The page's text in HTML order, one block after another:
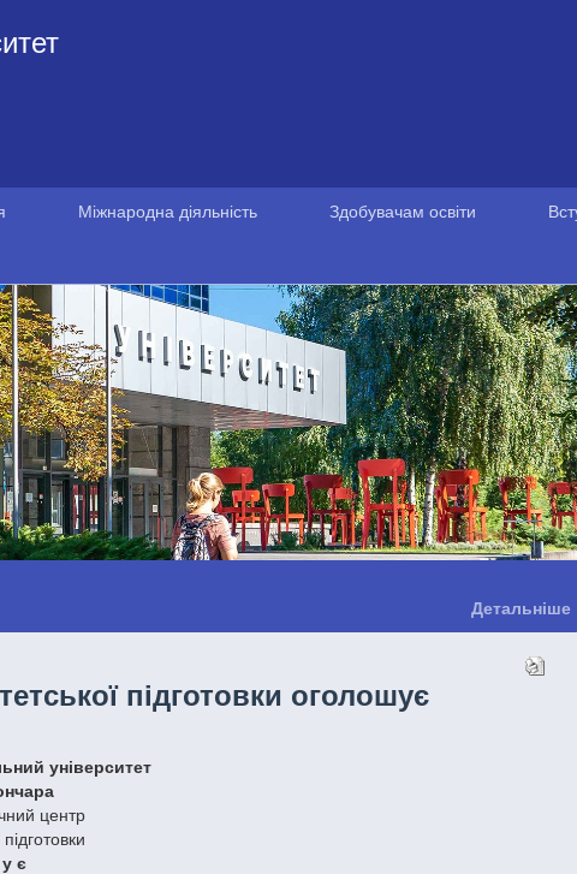
Міжнародна діяльність Здобувачам освіти
Детальніше
підготовки оголошує
університет
центр
є